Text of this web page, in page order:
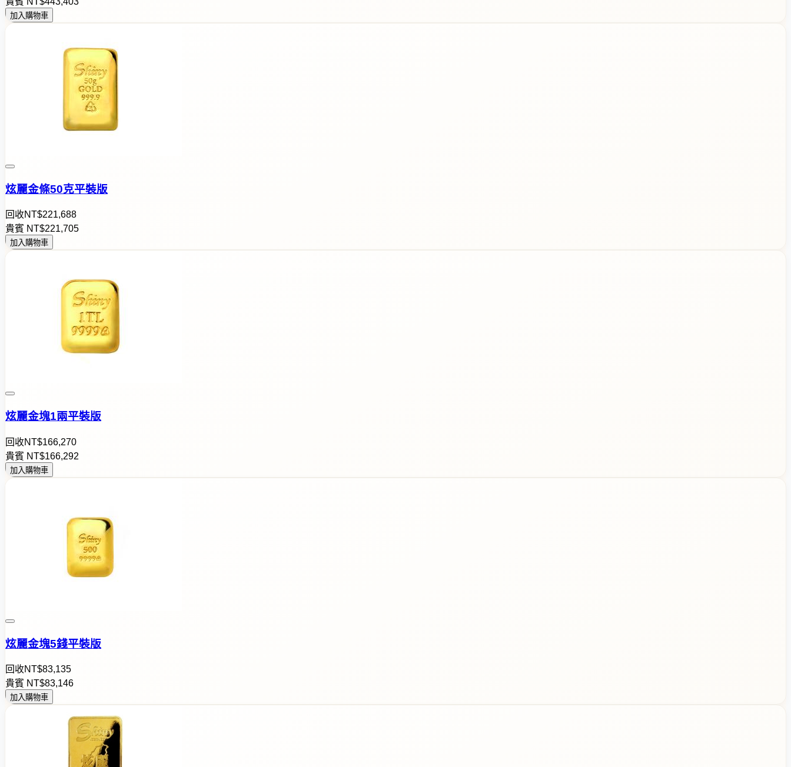
加入購物車
炫麗金條50克平裝版
回收NT$221,688
貴賓 NT$221,705
加入購物車
炫麗金塊1兩平裝版
回收NT$166,270
貴賓 NT$166,292
加入購物車
炫麗金塊5錢平裝版
回收NT$83,135
貴賓 NT$83,146
加入購物車